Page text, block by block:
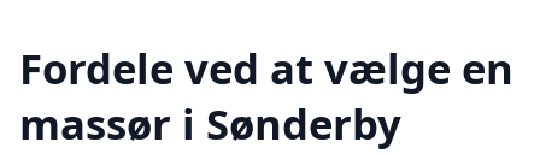
Fordele ved at vælge en
massør i Sønderby